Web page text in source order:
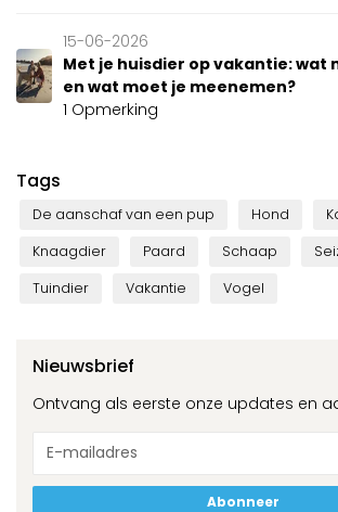
15-06-2026
Met je huisdier op vakantie: wat
en wat moet je meenemen?
1 Opmerking
Tags
De aanschaf van een pup Hond
Knaagdier
Paard Schaap
Tuindier
Vakantie Vogel
Nieuwsbrief
Ontvang als eerste onze updates en
Abonneer